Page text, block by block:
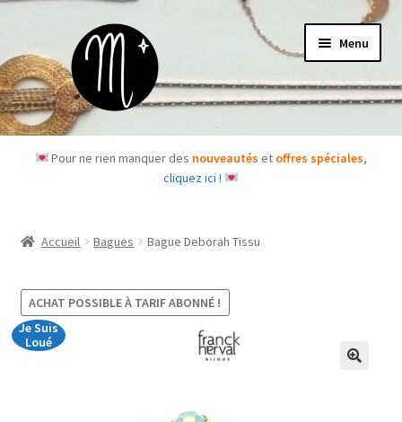
à
la
navigation
au
contenu
Menu
Accueil
Les box
Pour ne rien manquer des nouveautéset offres spéciales,
cliquez ici !
Accueil Bagues Bague Deborah Tissu
ACHAT POSSIBLE À TARIF ABONNÉ !
Je Suis
Loué